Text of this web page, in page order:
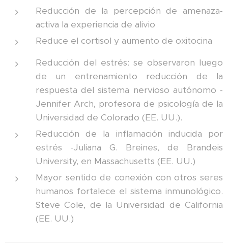
Reducción de la percepción de amenaza-
activa la experiencia de alivio
Reduce el cortisol y aumento de oxitocina
Reducción del estrés: se observaron luego
de un entrenamiento reducción de la
respuesta del sistema nervioso autónomo -
Jennifer Arch, profesora de psicología de la
Universidad de Colorado (EE. UU.).
Reducción de la inflamación inducida por
estrés -Juliana G. Breines, de Brandeis
University, en Massachusetts (EE. UU.)
Mayor sentido de conexión con otros seres
humanos fortalece el sistema inmunológico.
Steve Cole, de la Universidad de California
(EE. UU.)